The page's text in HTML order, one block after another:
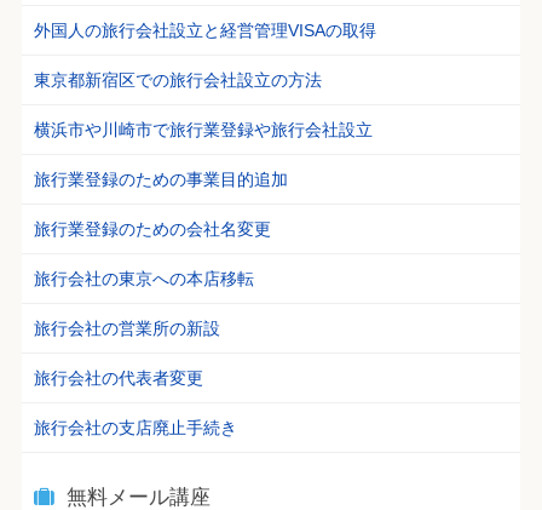
外国人の旅行会社設立と経営管理VISAの取得
東京都新宿区での旅行会社設立の方法
横浜市や川崎市で旅行業登録や旅行会社設立
旅行業登録のための事業目的追加
旅行業登録のための会社名変更
旅行会社の東京への本店移転
旅行会社の営業所の新設
旅行会社の代表者変更
旅行会社の支店廃止手続き
無料メール講座